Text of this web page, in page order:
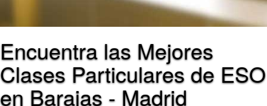
Encuentra las Mejores
Clases Particulares de ESO
en Barajas - Madrid